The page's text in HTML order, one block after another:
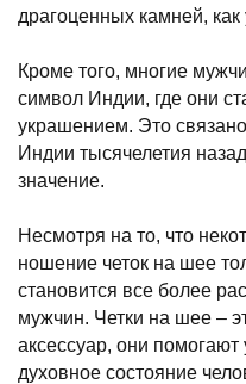
драгоценных камней,
Кроме того, многие
символ Индии, где они
украшением. Это
Индии тысячелетия
значение.
Несмотря на то, что
ношение четок на шее
становится все более
мужчин. Четки на шее –
аксессуар, они
духовное состояние